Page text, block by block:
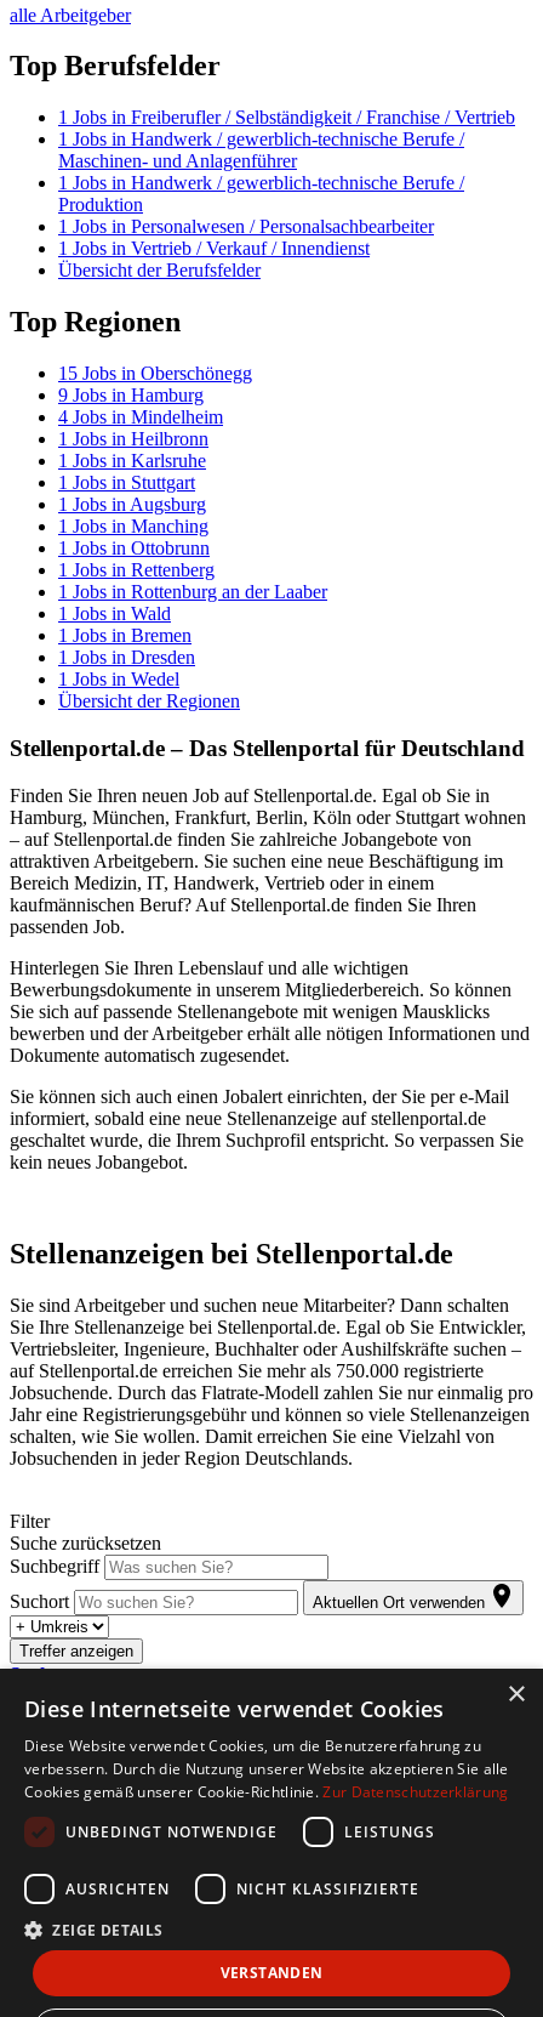
alle Arbeitgeber
Top Berufsfelder
1 Jobs in Freiberufler / Selbständigkeit / Franchise / Vertrieb
1 Jobs in Handwerk / gewerblich-technische Berufe /
Maschinen- und Anlagenführer
1 Jobs in Handwerk / gewerblich-technische Berufe /
Produktion
1 Jobs in Personalwesen / Personalsachbearbeiter
1 Jobs in Vertrieb / Verkauf / Innendienst
Übersicht der Berufsfelder
Top Regionen
15 Jobs in Oberschönegg
9 Jobs in Hamburg
4 Jobs in Mindelheim
1 Jobs in Heilbronn
1 Jobs in Karlsruhe
1 Jobs in Stuttgart
1 Jobs in Augsburg
1 Jobs in Manching
1 Jobs in Ottobrunn
1 Jobs in Rettenberg
1 Jobs in Rottenburg an der Laaber
1 Jobs in Wald
1 Jobs in Bremen
1 Jobs in Dresden
1 Jobs in Wedel
Übersicht der Regionen
Stellenportal.de – Das Stellenportal für Deutschland
Finden Sie Ihren neuen Job auf Stellenportal.de. Egal ob Sie in
Hamburg, München, Frankfurt, Berlin, Köln oder Stuttgart wohnen
– auf Stellenportal.de finden Sie zahlreiche Jobangebote von
attraktiven Arbeitgebern. Sie suchen eine neue Beschäftigung im
Bereich Medizin, IT, Handwerk, Vertrieb oder in einem
kaufmännischen Beruf? Auf Stellenportal.de finden Sie Ihren
passenden Job.
Hinterlegen Sie Ihren Lebenslauf und alle wichtigen
Bewerbungsdokumente in unserem Mitgliederbereich. So können
Sie sich auf passende Stellenangebote mit wenigen Mausklicks
bewerben und der Arbeitgeber erhält alle nötigen Informationen und
Dokumente automatisch zugesendet.
Sie können sich auch einen Jobalert einrichten, der Sie per e-Mail
informiert, sobald eine neue Stellenanzeige auf stellenportal.de
geschaltet wurde, die Ihrem Suchprofil entspricht. So verpassen Sie
kein neues Jobangebot.
Stellenanzeigen bei Stellenportal.de
Sie sind Arbeitgeber und suchen neue Mitarbeiter? Dann schalten
Sie Ihre Stellenanzeige bei Stellenportal.de. Egal ob Sie Entwickler,
Vertriebsleiter, Ingenieure, Buchhalter oder Aushilfskräfte suchen –
auf Stellenportal.de erreichen Sie mehr als 750.000 registrierte
Jobsuchende. Durch das Flatrate-Modell zahlen Sie nur einmalig pro
Jahr eine Registrierungsgebühr und können so viele Stellenanzeigen
schalten, wie Sie wollen. Damit erreichen Sie eine Vielzahl von
Jobsuchenden in jeder Region Deutschlands.
Filter
Suche zurücksetzen
Suchbegriff
Suchort
Aktuellen Ort verwenden
Treffer anzeigen
Suche anpassen
Abonnieren Sie den kostenlosen Jobletter. Sobald für Sie passende
Stellenangebote eintreffen, werden Sie automatisch per E-Mail
informiert.
Copyright © 2026. Alle Rechte vorbehalten.
Jobbörse erstellen
Firmenliste
Impressum
Accessibility-Modus aktivieren
Kontrastmodus aktivieren
zur Navigation
×
Diese Internetseite verwendet Cookies
Diese Website verwendet Cookies, um die Benutzererfahrung zu
verbessern. Durch die Nutzung unserer Website akzeptieren Sie alle
Cookies gemäß unserer Cookie-Richtlinie.Zur Datenschutzerklärung
UNBEDINGT NOTWENDIGE
LEISTUNGS
AUSRICHTEN NICHT KLASSIFIZIERTE
ZEIGE DETAILS
VERSTANDEN